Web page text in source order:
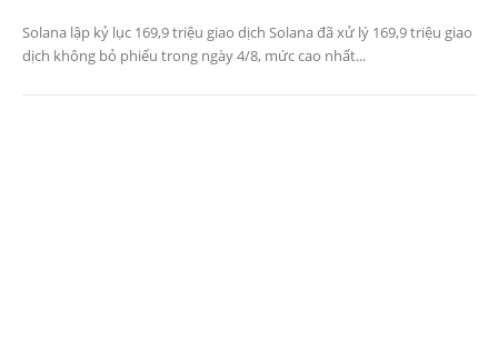
Solana lập kỷ lục 169,9 triệu giao dịch Solana đã xử lý 169,9 triệu giao
dịch không bỏ phiếu trong ngày 4/8, mức cao nhất...